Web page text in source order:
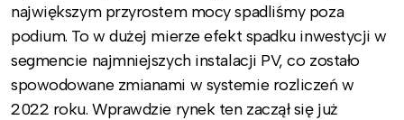
największym przyrostem mocy spadliśmy poza
podium. To w dużej mierze efekt spadku inwestycji w
segmencie najmniejszych instalacji PV, co zostało
spowodowane zmianami w systemie rozliczeń w
2022 roku. Wprawdzie rynek ten zaczął się już